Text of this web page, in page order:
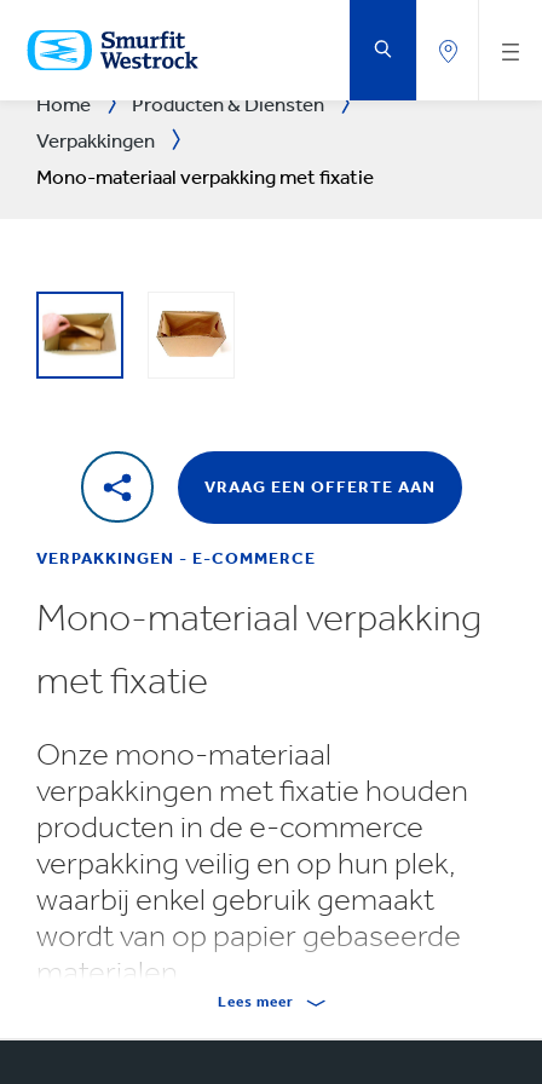
NAAR
DE
BELANGRIJKSTE
Home
Producten & Diensten
Verpakkingen
Mono-materiaal verpakking met fixatie
VRAAG EEN OFFERTE AAN
VERPAKKINGEN - E-COMMERCE
Mono-materiaal verpakking
met fixatie
Onze mono-materiaal
verpakkingen met fixatie houden
producten in de e-commerce
verpakking veilig en op hun plek,
waarbij enkel gebruik gemaakt
wordt van op papier gebaseerde
materialen.
Lees meer